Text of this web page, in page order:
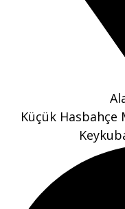
Küçük Hasbahçe